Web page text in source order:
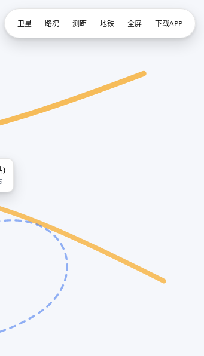
)
卫星 路况 测距 地铁 全屏 下载APP